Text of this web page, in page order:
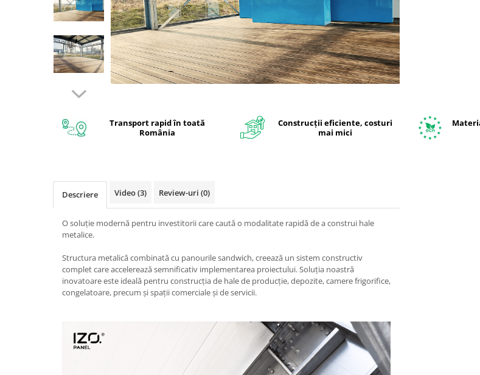
Proiecte case
Fatada ventilata
Transport rapid în toată
România
Construcții eficiente, costuri
mai mici
Descriere Video(3) Review-uri (0)
O soluție modernă pentru investitorii care caută o modalitate rapidă de a construi hale
metalice.
Structura metalică combinată cu panourile sandwich, creează un sistem constructiv
complet care accelerează semnificativ implementarea proiectului. Soluția noastră
inovatoare este ideală pentru construcția de hale de producție, depozite, camere frigorifice,
congelatoare, precum și spații comerciale și de servicii.